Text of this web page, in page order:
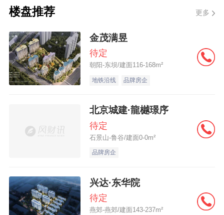
贸片区等，预计2025年四季度，这种区域分
政策的宽松和较低的房价，吸引更多的刚需
和改善型购房者，而核心区如福田、南山由
于价格相对较高，市场需求的释放会相对缓
中指研究院指数研究部总经理曹晶晶表示，
整体来看国庆中秋假期楼市表现较为平淡，
但核心城市优质项目保持较高热度，北京、
上海、深圳等城市新房网签面积同比实现增
长。结合上半年多家头部房企在核心城市获
楼盘推荐 更多
金茂满昱
待定
朝阳-东坝/建面116-168m²
地铁沿线 品牌房企
北京城建·龍樾璟序
待定
石景山-鲁谷/建面0-0m²
品牌房企
兴达·东华院
待定
燕郊-燕郊/建面143-237m²